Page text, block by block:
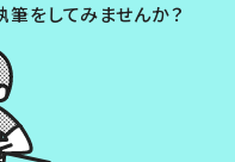
筆をしてみませんか？